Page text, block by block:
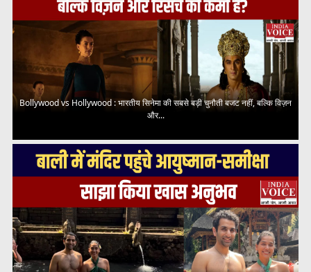
Bollywood vs Hollywood : भारतीय सिनेमा की सबसे बड़ी चुनौती बजट नहीं, बल्कि विज़न
और...